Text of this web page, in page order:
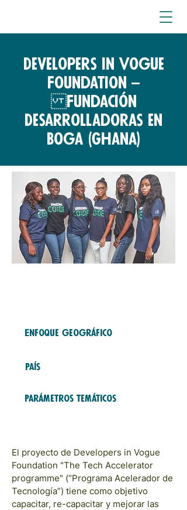
Developers in Vogue
Foundation –
Fundación
Desarrolladoras en
Boga (Ghana)
Enfoque geográfico
País
Parámetros temáticos
El proyecto de Developers in Vogue
Foundation "The Tech Accelerator
programme" (“Programa Acelerador de
Tecnología”) tiene como objetivo
capacitar, re-capacitar y mejorar las